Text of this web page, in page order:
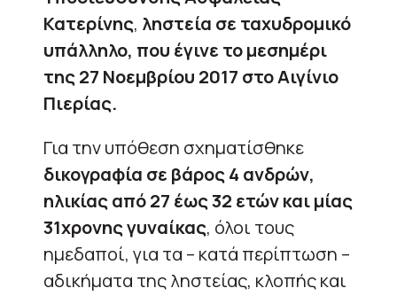
Κατερίνης, ληστεία σε ταχυδρομικό
υπάλληλο, που έγινε το μεσημέρι
της 27 Νοεμβρίου 2017 στο Αιγίνιο
Πιερίας.
Για την υπόθεση σχηματίσθηκε
δικογραφία σε βάρος 4 ανδρών,
ηλικίας από 27 έως 32 ετών και μίας
31χρονης γυναίκας, όλοι τους
ημεδαποί, για τα – κατά περίπτωση –
αδικήματα της ληστείας, κλοπής και